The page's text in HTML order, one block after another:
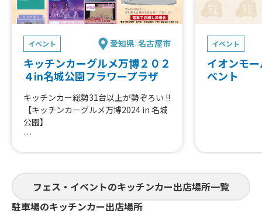
イベント 愛知県 名古屋市
キッチンカーグルメ万博２０２
４in名城公園フラワープラザ
キッチンカー総勢31台以上が勢ぞろい !!
【キッチンカーグルメ万博2024 in 名城
公園】
その他イベントも盛りだくさん✨
ご来場お待ちしております !!
イベント
イオンモ
ベント
フェス・イベントのキッチンカー出店場所一覧
駐車場のキッチンカー出店場所